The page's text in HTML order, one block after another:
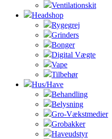
Ventilationskit
Headshop
Rygegrej
Grinders
Bonger
Digital Vægte
Vape
Tilbehør
Hus/Have
Behandling
Belysning
Gro-Vækstmedier
Grobakker
Haveudstyr